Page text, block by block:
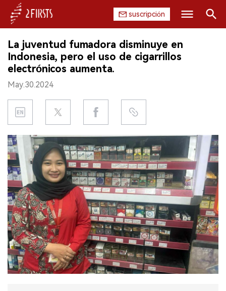
suscripción
INICIO
EMPRESA
PRODUCTO
REGULACIÓN
CHINA
DATOS
EXPOSICIÓN
ENTREVISTA
La juventud fumadora disminuye en
Indonesia, pero el uso de cigarrillos
electrónicos aumenta.
May.30.2024